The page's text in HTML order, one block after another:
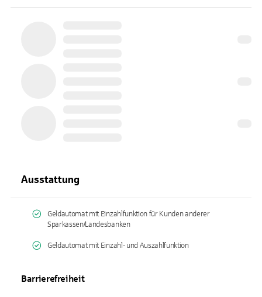
Ausstattung
Geldautomat mit Einzahlfunktion für Kunden anderer
Sparkassen/Landesbanken
Geldautomat mit Einzahl- und Auszahlfunktion
Barrierefreiheit